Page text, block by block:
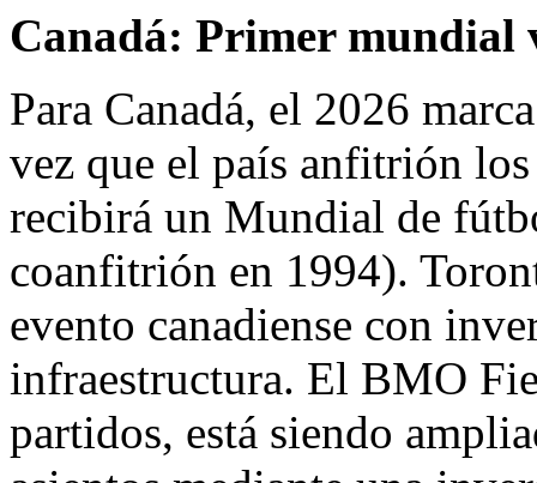
Canadá: Primer mundial
Para Canadá, el 2026
vez que el país anfitrión
recibirá un Mundial de
coanfitrión en 1994).
evento canadiense con
infraestructura. El BMO
partidos, está siendo